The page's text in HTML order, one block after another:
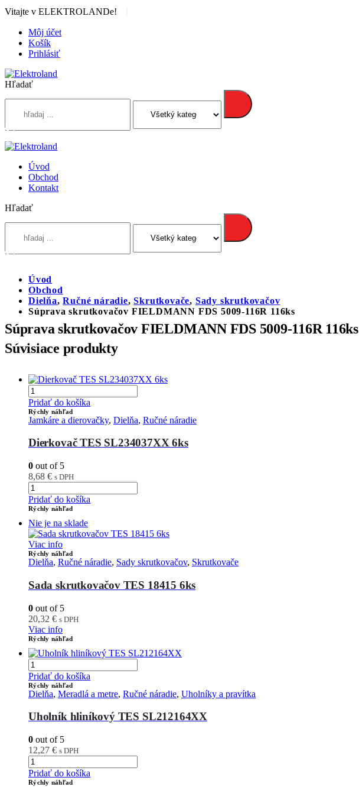
Vitajte v ELEKTROLANDe!
Môj účet
Košík
Prihlásiť
Hľadať
Úvod
Obchod
Kontakt
Hľadať
Úvod
Obchod
Dielňa,Ručné náradie,Skrutkovače, Sady skrutkovačov
Súprava skrutkovačov FIELDMANN FDS 5009-116R 116ks
Súprava skrutkovačov FIELDMANN FDS 5009-116R 116ks
Súvisiace produkty
Pridať do košíka
Rýchly náhľad
Jamkáre a dierovačky, Dielňa, Ručné náradie
Dierkovač TES SL234037XX 6ks
0 out of 5
8,68 € s DPH
Pridať do košíka
Rýchly náhľad
Nie je na sklade
Viac info
Rýchly náhľad
Dielňa, Ručné náradie, Sady skrutkovačov, Skrutkovače
Sada skrutkovačov TES 18415 6ks
0 out of 5
20,32 € s DPH
Viac info
Rýchly náhľad
Pridať do košíka
Rýchly náhľad
Dielňa, Meradlá a metre, Ručné náradie, Uholníky a pravítka
Uholník hliníkový TES SL212164XX
0 out of 5
12,27 € s DPH
Pridať do košíka
Rýchly náhľad